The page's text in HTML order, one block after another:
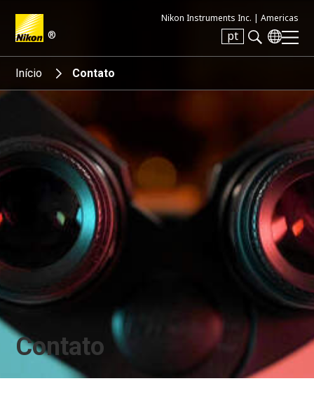
®
Nikon Instruments Inc. | Americas
pt
Search keyword(s)
Início Contato
Contato